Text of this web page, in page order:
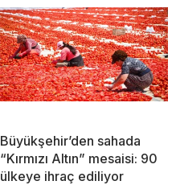
Büyükşehir’den sahada
“Kırmızı Altın” mesaisi: 90
ülkeye ihraç ediliyor